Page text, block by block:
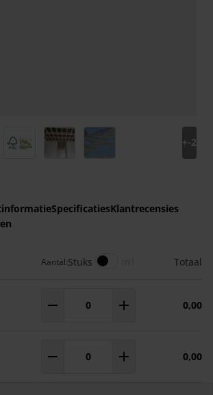
larger image
View larger image
View larger imageView larger image
+-2
SpecificatiesKlantrecensies
productitems
Aantal:Stuks Meters Totaal
Aantal m¹ 0,00
Aantal m¹ 0,00